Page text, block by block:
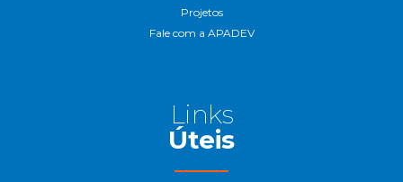
Projetos
Fale com a APADEV
Links
Úteis